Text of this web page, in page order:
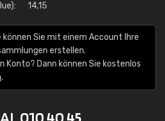
14,15
können Sie mit einem Account Ihre
erstellen.
Konto? Dann können Sie kostenlos
.
010 40 45